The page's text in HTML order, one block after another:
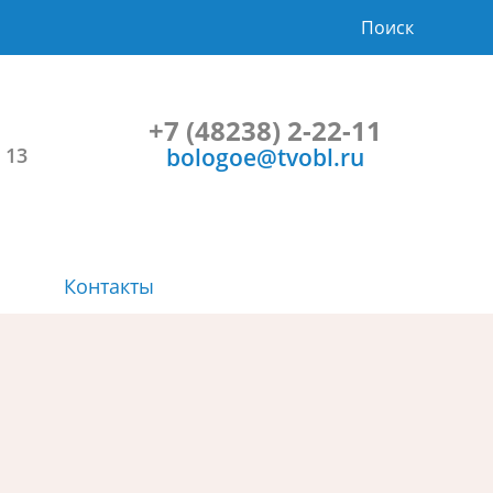
Поиск
+7 (48238) 2-22-11
bologoe@tvobl.ru
Контакты